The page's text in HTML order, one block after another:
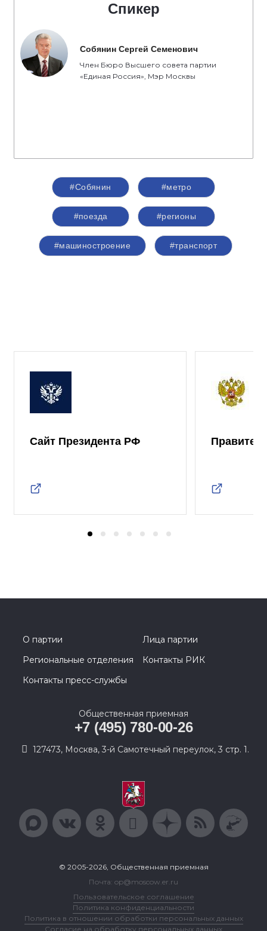
Спикер
Собянин Сергей Семенович
Член Бюро Высшего совета партии
«Единая Россия», Мэр Москвы
#Собянин #метро
#поезда #регионы
#машиностроение #транспорт
Сайт Президента РФ
О партии
Лица партии
Региональные отделения
Контакты РИК
Контакты пресс-службы
Общественная приемная
+7 (495) 780-00-26
127473, Москва, 3-й Самотечный переулок, 3 стр. 1.
© 2005-2026, Общественная приемная
Почта: op@moscow.er.ru
Пользовательское соглашение
Политика конфиденциальности
Политика в отношении обработки персональных данных
Согласие на обработку персональных данных